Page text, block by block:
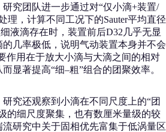
究团队进一步通过对“仅小滴+装置/
理，计算不同工况下的Sauter平均直径
液滴存在时，装置前后D32几乎无显
几率极低，说明气动装置本身并不会
作用在于放大小滴与大滴之间的相对
显著提高“细–粗”组合的团聚效率。
究还观察到小滴在不同尺度上的“团
的细尺度聚集，也有数厘米量级的较
研究中关于固相优先富集于低涡量区